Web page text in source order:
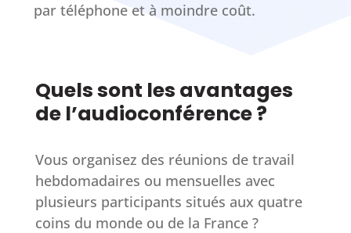
par téléphone et à moindre coût.
Quels sont les avantages
de l’audioconférence ?
Vous organisez des réunions de travail
hebdomadaires ou mensuelles avec
plusieurs participants situés aux quatre
coins du monde ou de la France ?